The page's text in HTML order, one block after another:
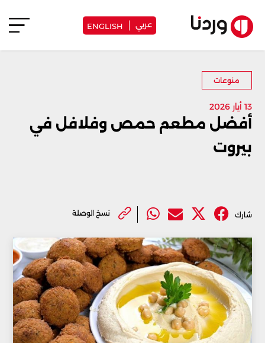
عربي ENGLISH
منوعات
13 أيار 2026
أفضل مطعم حمص وفلافل في
بيروت
شارك نسخ الوصلة